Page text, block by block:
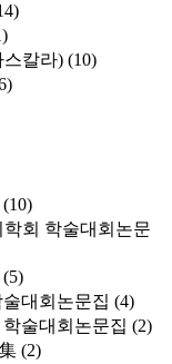
스칼라) (10)
(10)
회 학술대회논문
(5)
대회논문집 (4)
술대회논문집 (2)
(2)